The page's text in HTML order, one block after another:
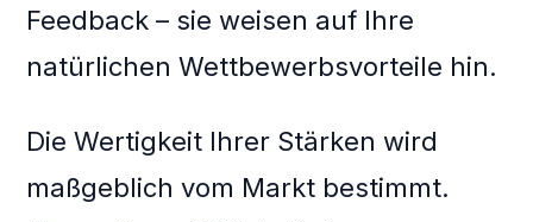
Feedback – sie weisen auf Ihre
natürlichen Wettbewerbsvorteile hin.
Die Wertigkeit Ihrer Stärken wird
maßgeblich vom Markt bestimmt.